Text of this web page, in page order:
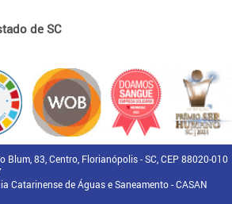
de SC
Blum, 83, Centro, Florianópolis - SC, CEP 88020-010
Catarinense de Águas e Saneamento - CASAN